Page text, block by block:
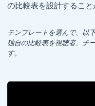
の比較表を設計すること
テンプレートを選んで、以
独自の比較表を視聴者、チ
す。